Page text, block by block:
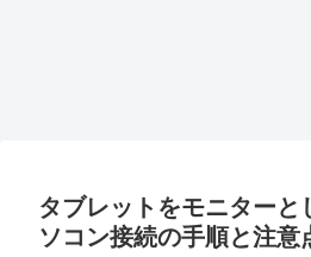
タブレットをモニターと
ソコン接続の手順と注意